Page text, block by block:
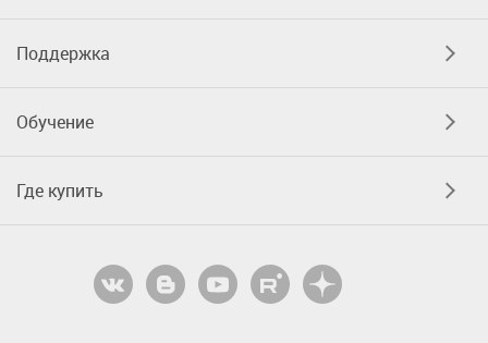
Поддержка
Обучение
Где купить